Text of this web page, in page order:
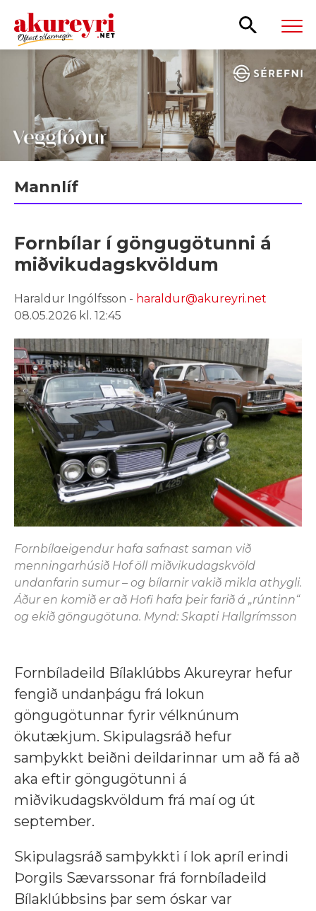
Leita
Mannlíf
Fornbílar í göngugötunni á
miðvikudagskvöldum
Haraldur Ingólfsson - haraldur@akureyri.net
08.05.2026 kl. 12:45
Fornbílaeigendur hafa safnast saman við
menningarhúsið Hof öll miðvikudagskvöld
undanfarin sumur – og bílarnir vakið mikla athygli.
Áður en komið er að Hofi hafa þeir farið á „rúntinn“
og ekið göngugötuna. Mynd: Skapti Hallgrímsson
Fornbíladeild Bílaklúbbs Akureyrar hefur
fengið undanþágu frá lokun
göngugötunnar fyrir vélknúnum
ökutækjum. Skipulagsráð hefur
samþykkt beiðni deildarinnar um að fá að
aka eftir göngugötunni á
miðvikudagskvöldum frá maí og út
september.
Skipulagsráð samþykkti í lok apríl erindi
Þorgils Sævarssonar frá fornbíladeild
Bílaklúbbsins þar sem óskar var